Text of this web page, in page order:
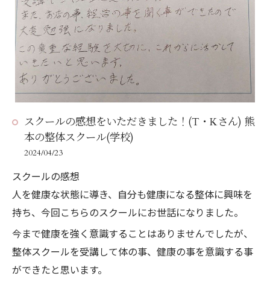
学、栄養学などの幅広い観点と、練習台となって頂くモ
デルさんを含めた実技指導などから、人間に本来備わっ
ている免疫力、回復力を最大限に発揮させるための本質
的な知識と技術を学ぶことができました。
とは言え、正直なところ、これまでずっと工場勤務で人
の体など触ったことがなかったため、技術を学ぶプロセ
スでは、人の体に触ることへ躊躇する自分がいたり、筋
肉のコリやハリなどが全く分からず手順だけ覚えていく
ことへの不安や焦りや葛藤など、いろいろものとたたか
いながら学んでいました(笑)
それでも懇切丁寧に何度でも優しく指導してくださる杉
村生やモデルの方に励まされ無事にスクールを卒業する
ことができました。
その後、杉村先生の経営する整体院で働く機会を頂き、
ここで初めて「整体」という技術の素晴らしさ、楽しさ
スクールの感想をいただきました！(T・Kさん) 熊
本の整体スクール(学校)
2024/04/23
スクールの感想
人を健康な状態に導き、自分も健康になる整体に興味を
持ち、今回こちらのスクールにお世話になりました。
今まで健康を強く意識することはありませんでしたが、
整体スクールを受講して体の事、健康の事を意識する事
ができたと思います。